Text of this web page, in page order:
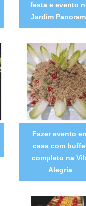
festa e evento
Jardim
Fazer evento
casa com
completo na
Alegria